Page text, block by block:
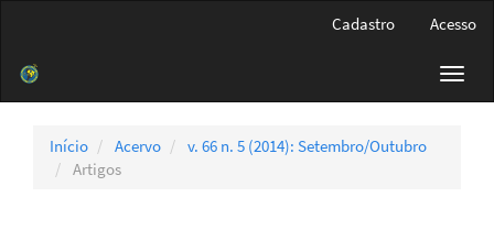
Barra
Cadastro Acesso
Início Acervo
v. 66 n. 5 (2014): Setembro/Outubro
Artigos